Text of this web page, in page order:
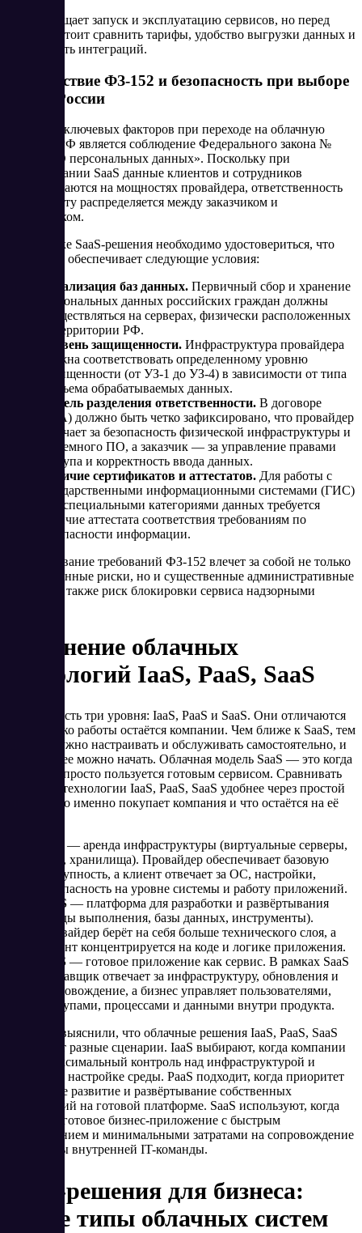
SaaS упрощает запуск и эксплуатацию сервисов, но перед
выбором стоит сравнить тарифы, удобство выгрузки данных и
доступность интеграций.
Соответствие ФЗ-152 и безопасность при выборе
SaaS в России
Одним из ключевых факторов при переходе на облачную
модель в РФ является соблюдение Федерального закона №
152-ФЗ «О персональных данных». Поскольку при
использовании SaaS данные клиентов и сотрудников
обрабатываются на мощностях провайдера, ответственность
за их защиту распределяется между заказчиком и
поставщиком.
При оценке SaaS-решения необходимо удостовериться, что
провайдер обеспечивает следующие условия:
Локализация баз данных. Первичный сбор и хранение
персональных данных российских граждан должны
осуществляться на серверах, физически расположенных
на территории РФ.
Уровень защищенности. Инфраструктура провайдера
должна соответствовать определенному уровню
защищенности (от УЗ-1 до УЗ-4) в зависимости от типа
и объема обрабатываемых данных.
Модель разделения ответственности. В договоре
(SLA) должно быть четко зафиксировано, что провайдер
отвечает за безопасность физической инфраструктуры и
системного ПО, а заказчик — за управление правами
доступа и корректность ввода данных.
Наличие сертификатов и аттестатов. Для работы с
государственными информационными системами (ГИС)
или специальными категориями данных требуется
наличие аттестата соответствия требованиям по
безопасности информации.
Игнорирование требований ФЗ-152 влечет за собой не только
репутационные риски, но и существенные административные
штрафы, а также риск блокировки сервиса надзорными
Сравнение облачных
технологий IaaS, PaaS, SaaS
В облаке есть три уровня: IaaS, PaaS и SaaS. Они отличаются
тем, сколько работы остаётся компании. Чем ближе к SaaS, тем
меньше нужно настраивать и обслуживать самостоятельно, и
тем быстрее можно начать. Облачная модель SaaS — это когда
компания просто пользуется готовым сервисом. Сравнивать
облачные технологии IaaS, PaaS, SaaS удобнее через простой
вопрос: что именно покупает компания и что остаётся на её
— аренда инфраструктуры (виртуальные серверы,
сети, хранилища). Провайдер обеспечивает базовую
доступность, а клиент отвечает за ОС, настройки,
безопасность на уровне системы и работу приложений.
PaaS — платформа для разработки и развёртывания
(среды выполнения, базы данных, инструменты).
Провайдер берёт на себя больше технического слоя, а
клиент концентрируется на коде и логике приложения.
SaaS — готовое приложение как сервис. В рамках SaaS
поставщик отвечает за инфраструктуру, обновления и
сопровождение, а бизнес управляет пользователями,
доступами, процессами и данными внутри продукта.
Итак, мы выяснили, что облачные решения IaaS, PaaS, SaaS
закрывают разные сценарии. IaaS выбирают, когда компании
нужен максимальный контроль над инфраструктурой и
гибкость в настройке среды. PaaS подходит, когда приоритет
— быстрое развитие и развёртывание собственных
приложений на готовой платформе. SaaS используют, когда
требуется готовое бизнес-приложение с быстрым
подключением и минимальными затратами на сопровождение
со стороны внутренней IT-команды.
SaaS-решения для бизнеса:
какие типы облачных систем